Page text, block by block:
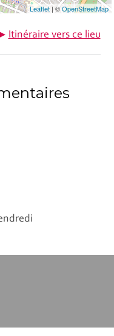
Leaflet| ©OpenStreetMap
Itinéraire vers ce lieu